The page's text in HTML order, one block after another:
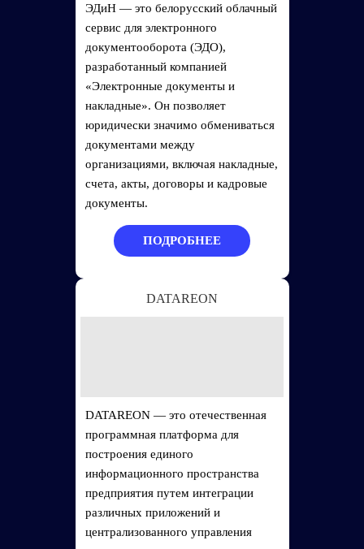
ЭДиН — это белорусский облачный
сервис для электронного
документооборота (ЭДО),
разработанный компанией
«Электронные документы и
накладные». Он позволяет
юридически значимо обмениваться
документами между
организациями, включая накладные,
счета, акты, договоры и кадровые
документы.
ПОДРОБНЕЕ
DATAREON
DATAREON — это отечественная
программная платформа для
построения единого
информационного пространства
предприятия путем интеграции
различных приложений и
централизованного управления